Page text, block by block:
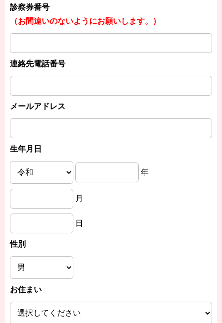
診察券番号
（お間違いのないようにお願いします。）
連絡先電話番号
メールアドレス
生年月日
年
月
日
性別
お住まい